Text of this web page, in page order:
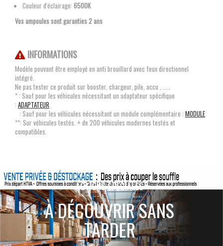
Couleur d'éclairage: 6500K
Vos ampoules sont garanties 2 ans
INFORMATIONS
Modèle pouvant être employé en anti brouillard avec feux directionnel
intégré.
Ne pas tester ce produit sur booster, chargeur, pile, accu , .....
* : Sauf pour les véhicules nécessitant un adaptateur spécifique
: ADAPTATEUR
: Sauf pour les véhicules nécessitant un module complémentaire : MODULE
**: Sur véhicules testés. + de 200 véhicules modernes testés et
compatibles.
ACTIONS SPÉCIALES
À DÉCOUVRIR SANS
TARDER